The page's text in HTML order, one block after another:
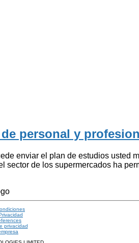
personal y
enviar el plan de estudios usted
sector de los supermercados ha
privacidad